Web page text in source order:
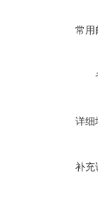
常用
详细
补充